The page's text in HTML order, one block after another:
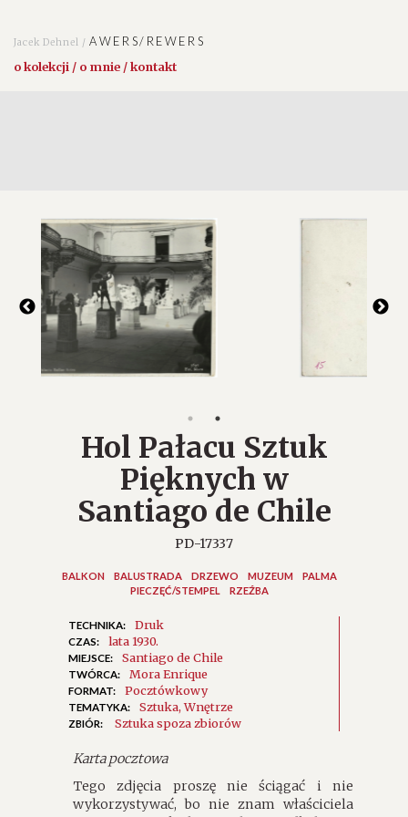
Jacek Dehnel /AWERS/REWERS
o kolekcji / o mnie / kontakt
Hol Pałacu Sztuk
Pięknych w
Santiago de Chile
PD-17337
BALKON BALUSTRADA DRZEWO MUZEUM
PALMA
PIECZĘĆ/STEMPEL
RZEŹBA
TECHNIKA: Druk
CZAS: lata 1930.
MIEJSCE: Santiago de Chile
TWÓRCA: Mora Enrique
FORMAT: Pocztówkowy
TEMATYKA: Sztuka Wnętrze
ZBIÓR: Sztuka spoza zbiorów
Karta pocztowa
Tego zdjęcia proszę nie ściągać i nie
wykorzystywać, bo nie znam właściciela